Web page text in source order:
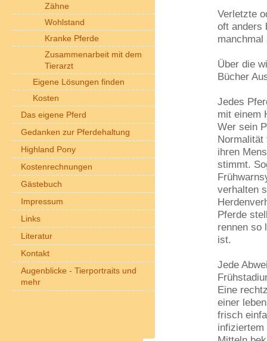
Verletzte
oft anders
Über die
Bücher
Jedes
mit einem
Wer sein
Normalität
ihren
stimmt.
verhalten
Pferde
rennen so
ist.
Jede
Eine
einer
frisch
Zähne
Wohlstand
Kranke Pferde
Zusammenarbeit mit dem
Tierarzt
Eigene Lösungen finden
Kosten
Das eigene Pferd
Gedanken zur Pferdehaltung
Highland Pony
Kostenrechnungen
Gästebuch
Impressum
Links
Literatur
Kontakt
Augenblicke - Tierportraits und
mehr